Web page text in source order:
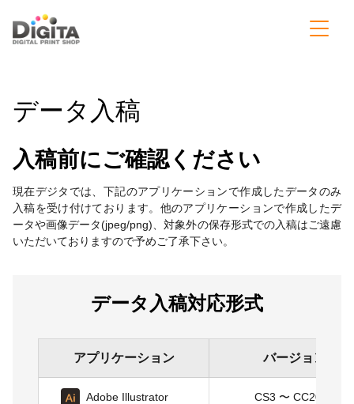
データ入稿
入稿前にご確認ください
現在デジタでは、下記のアプリケーションで作成したデータのみ
入稿を受け付けております。他のアプリケーションで作成したデ
ータや画像データ(jpeg/png)、対象外の保存形式での入稿はご遠慮
いただいておりますので予めご了承下さい。
データ入稿対応形式
アプリケーション
Adobe Illustrator
バージョン
CS3 〜 CC2025